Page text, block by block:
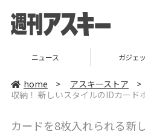
ニュース ガジェ
home > アスキーストア >
収納！ 新しいスタイルのIDカード
カードを8枚入れられる新